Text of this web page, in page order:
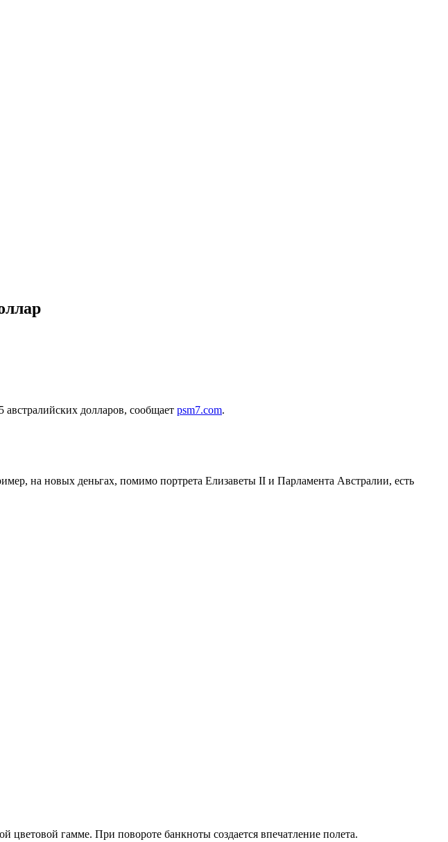
долларов, сообщает psm7.com.
на новых деньгах, помимо портрета Елизаветы II и Парламента Австралии, есть
цветовой гамме. При повороте банкноты создается впечатление полета.